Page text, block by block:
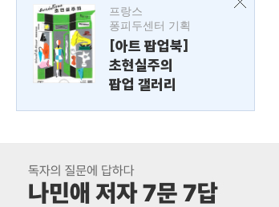
프랑스
퐁피두센터 기획
[아트 팝업북]
초현실주의
팝업 갤러리